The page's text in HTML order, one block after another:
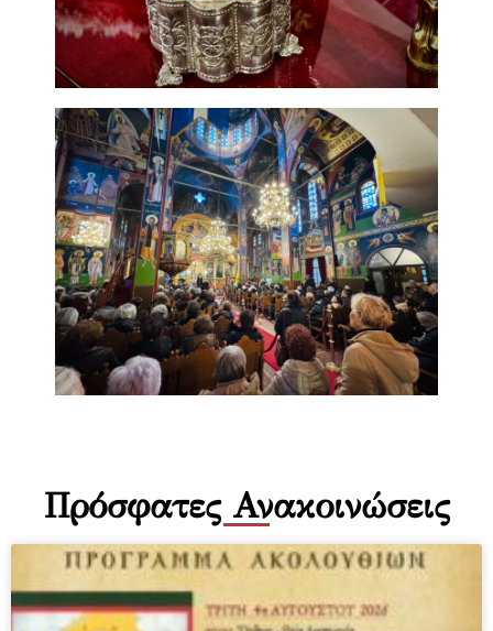
Πρόσφατες Ανακοινώσεις